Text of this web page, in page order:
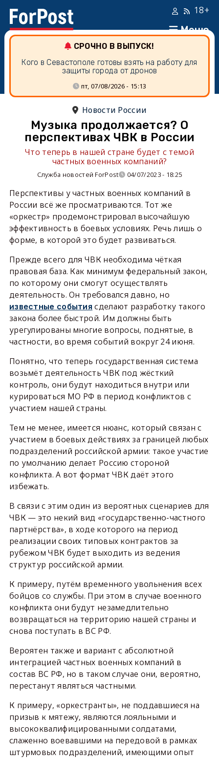
Меню
18+
СРОЧНО В ВЫПУСК!
Кого в Севастополе готовы взять на работу для
защиты города от дронов
пт, 07/08/2026 - 15:13
Новости России
Музыка продолжается? О
перспективах ЧВК в России
Что теперь в нашей стране будет с темой
частных военных компаний?
Служба новостей ForPost 04/07/2023 - 18:25
Перспективы у частных военных компаний в
России всё же просматриваются. Тот же
«оркестр» продемонстрировал высочайшую
эффективность в боевых условиях. Речь лишь о
форме, в которой это будет развиваться.
Прежде всего для ЧВК необходима чёткая
правовая база. Как минимум федеральный закон,
по которому они смогут осуществлять
деятельность. Он требовался давно, но
известные события сделают разработку такого
закона более быстрой. Им должны быть
урегулированы многие вопросы, поднятые, в
частности, во время событий вокруг 24 июня.
Понятно, что теперь государственная система
возьмёт деятельность ЧВК под жёсткий
контроль, они будут находиться внутри или
курироваться МО РФ в период конфликтов с
участием нашей страны.
Тем не менее, имеется нюанс, который связан с
участием в боевых действиях за границей любых
подразделений российской армии: такое участие
по умолчанию делает Россию стороной
конфликта. А вот формат ЧВК даёт этого
избежать.
В связи с этим один из вероятных сценариев для
ЧВК — это некий вид «государственно-частного
партнёрства», в ходе которого на период
реализации своих типовых контрактов за
рубежом ЧВК будет выходить из ведения
структур российской армии.
К примеру, путём временного увольнения всех
бойцов со службы. При этом в случае военного
конфликта они будут незамедлительно
возвращаться на территорию нашей страны и
снова поступать в ВС РФ.
Вероятен также и вариант с абсолютной
интеграцией частных военных компаний в
состав ВС РФ, но в таком случае они, вероятно,
перестанут являться частными.
К примеру, «оркестранты», не поддавшиеся на
призыв к мятежу, являются лояльными и
высококвалифицированными солдатами,
слаженно воевавшими на передовой в рамках
штурмовых подразделений, имеющими опыт